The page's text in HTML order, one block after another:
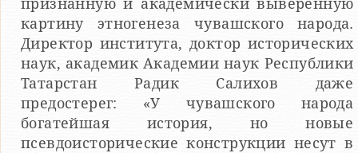
признанную и академически выверенную
картину этногенеза чувашского народа.
Директор института, доктор исторических
наук, академик Академии наук Республики
Татарстан Радик Салихов даже
предостерег: «У чувашского народа
богатейшая история, но новые
псевдоисторические конструкции несут в